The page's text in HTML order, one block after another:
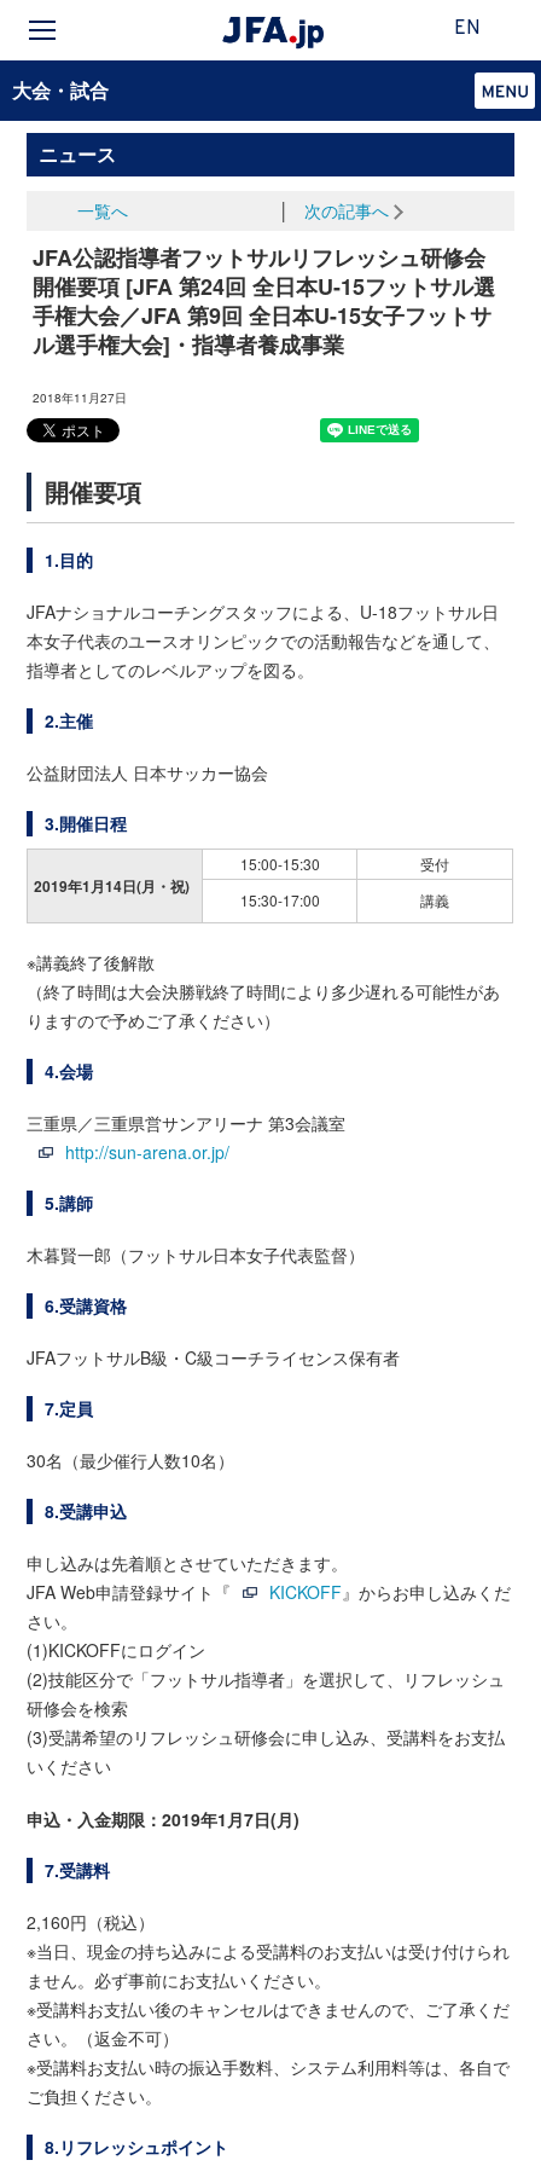
EN
大会・試合
ニュース
一覧へ 次の記事へ
JFA公認指導者フットサルリフレッシュ研修会
開催要項 [JFA 第24回 全日本U-15フットサル選
手権大会／JFA 第9回 全日本U-15女子フットサ
ル選手権大会]・指導者養成事業
2018年11月27日
開催要項
1.目的
JFAナショナルコーチングスタッフによる、U-18フットサル日
本女子代表のユースオリンピックでの活動報告などを通して、
指導者としてのレベルアップを図る。
2.主催
公益財団法人 日本サッカー協会
3.開催日程
2019年1月14日(月・祝)
15:00-15:30
受付
15:30-17:00
講義
※講義終了後解散
（終了時間は大会決勝戦終了時間により多少遅れる可能性があ
りますので予めご了承ください）
4.会場
三重県／三重県営サンアリーナ 第3会議室
http://sun-arena.or.jp/
5.講師
木暮賢一郎（フットサル日本女子代表監督）
6.受講資格
JFAフットサルB級・C級コーチライセンス保有者
7.定員
30名（最少催行人数10名）
8.受講申込
申し込みは先着順とさせていただきます。
JFA Web申請登録サイト『
KICKOFF』からお申し込みくだ
さい。
(1)KICKOFFにログイン
(2)技能区分で「フットサル指導者」を選択して、リフレッシュ
研修会を検索
(3)受講希望のリフレッシュ研修会に申し込み、受講料をお支払
いください
申込・入金期限：2019年1月7日(月)
7.受講料
2,160円（税込）
※当日、現金の持ち込みによる受講料のお支払いは受け付けられ
ません。必ず事前にお支払いください。
※受講料お支払い後のキャンセルはできませんので、ご了承くだ
さい。（返金不可）
※受講料お支払い時の振込手数料、システム利用料等は、各自で
ご負担ください。
8.リフレッシュポイント